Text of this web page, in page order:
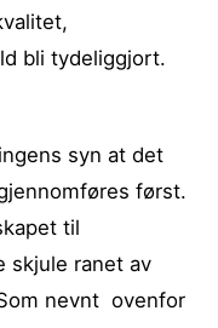
bli tydeliggjort.
syn at det
først.
til
skjule ranet av
nevnt ovenfor